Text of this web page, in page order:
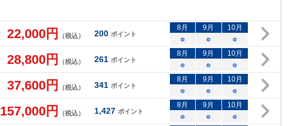
22,000円 （税込） 200 ポイント
8月 9月 10月
○
○ ○
28,800円 （税込） 261 ポイント
8月 9月 10月
○
○ ○
37,600円 （税込） 341 ポイント
8月 9月 10月
○
○ ○
157,000円 （税込） 1,427 ポイント
8月 9月 10月
○
○ ○